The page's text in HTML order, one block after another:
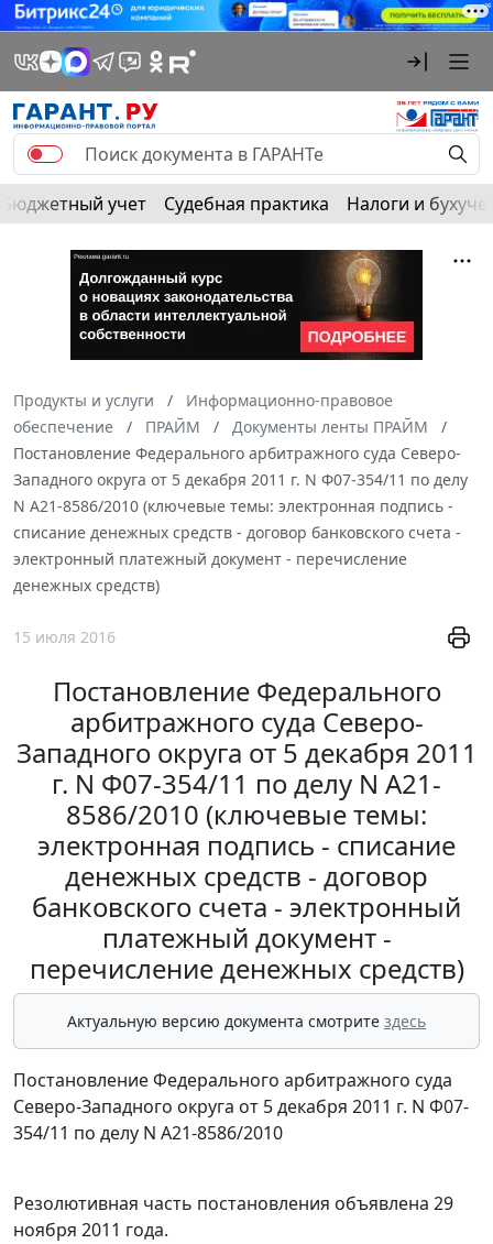
Бюджетный учет Судебная практика Налоги и
Продукты и услуги
Информационно-правовое
обеспечение
ПРАЙМ
Документы ленты ПРАЙМ
Постановление Федерального арбитражного суда Северо-
Западного округа от 5 декабря 2011 г. N Ф07-354/11 по делу
N А21-8586/2010 (ключевые темы: электронная подпись -
списание денежных средств - договор банковского счета -
электронный платежный документ - перечисление
денежных средств)
15 июля 2016
Постановление Федерального
арбитражного суда Северо-
Западного округа от 5 декабря 2011
г. N Ф07-354/11 по делу N А21-
8586/2010 (ключевые темы:
электронная подпись - списание
денежных средств - договор
банковского счета - электронный
платежный документ -
перечисление денежных средств)
Актуальную версию документа смотрите здесь
Постановление Федерального арбитражного суда
Северо-Западного округа от 5 декабря 2011 г. N Ф07-
354/11 по делу N А21-8586/2010
Резолютивная часть постановления объявлена 29
ноября 2011 года.